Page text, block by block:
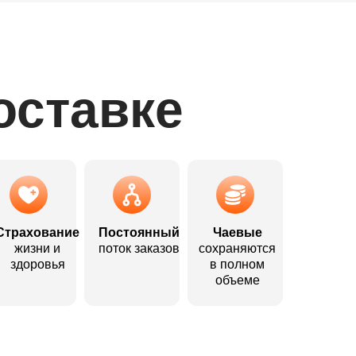
16
16
жизни и
здоровья
Постоянный
поток заказов
Чаевые
сохраняются
в полном
объеме